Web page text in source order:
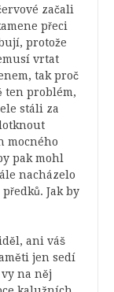
začali
přeci
protože
vrtat
tak proč
ten problém,
stáli za
mocného
pak mohl
nacházelo
Jak by
ani váš
jen sedí
na něj